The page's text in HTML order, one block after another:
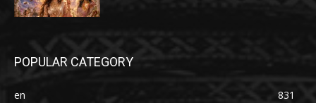
POPULAR CATEGORY
en
831